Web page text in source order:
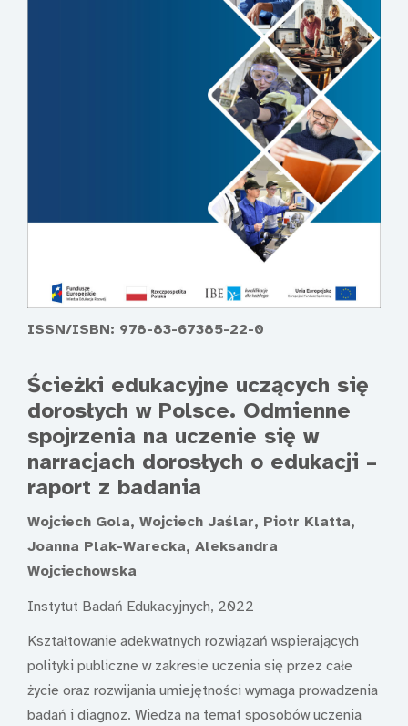
ISSN/ISBN: 978-83-67385-22-0
Ścieżki edukacyjne uczących się
dorosłych w Polsce. Odmienne
spojrzenia na uczenie się w
narracjach dorosłych o edukacji –
raport z badania
Wojciech Gola, Wojciech Jaślar, Piotr Klatta,
Joanna Plak-Warecka, Aleksandra
Wojciechowska
Instytut Badań Edukacyjnych, 2022
Kształtowanie adekwatnych rozwiązań wspierających
polityki publiczne w zakresie uczenia się przez całe
życie oraz rozwijania umiejętności wymaga prowadzenia
badań i diagnoz. Wiedza na temat sposobów uczenia